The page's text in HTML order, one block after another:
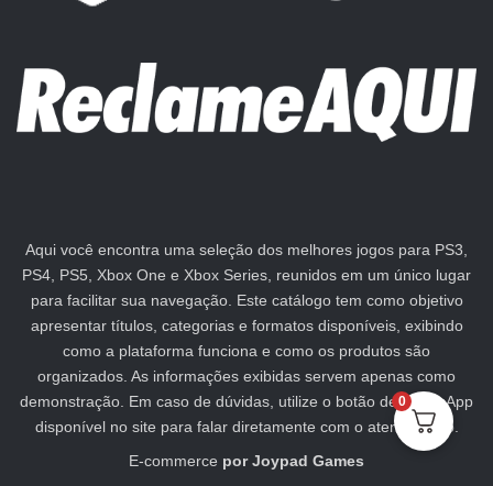
Aqui você encontra uma seleção dos melhores jogos para PS3,
PS4, PS5, Xbox One e Xbox Series, reunidos em um único lugar
para facilitar sua navegação. Este catálogo tem como objetivo
apresentar títulos, categorias e formatos disponíveis, exibindo
como a plataforma funciona e como os produtos são
organizados. As informações exibidas servem apenas como
demonstração. Em caso de dúvidas, utilize o botão de WhatsApp
disponível no site para falar diretamente com o atendimento.
E-commerce porJoypad Games
0